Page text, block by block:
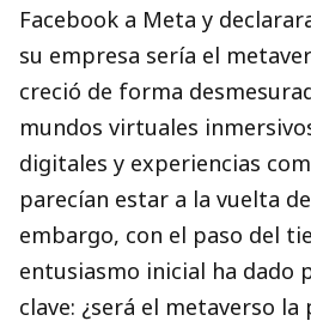
Facebook a Meta y
su empresa sería el
creció de forma
mundos virtuales
digitales y experiencias
parecían estar a la vuelta
embargo, con el paso del
entusiasmo inicial ha dado
clave: ¿será el metaverso